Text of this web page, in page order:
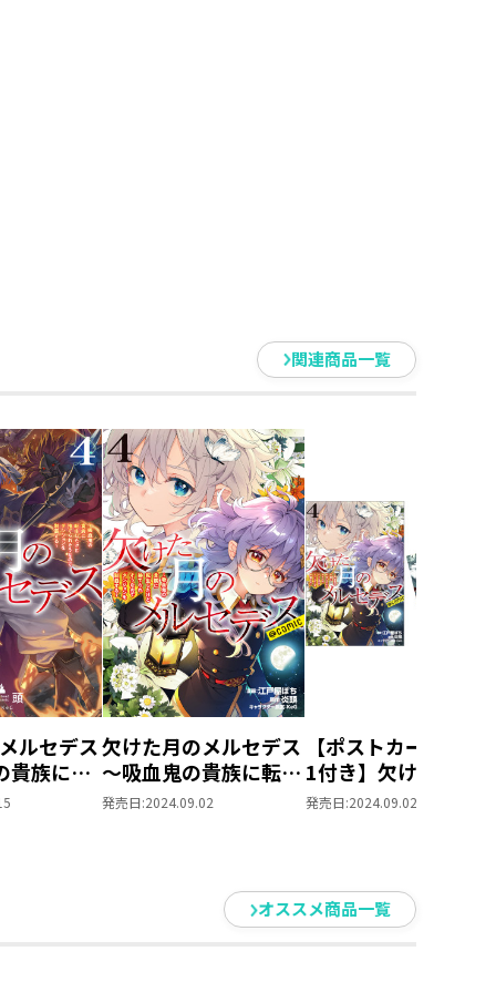
関連商品一覧
ルセデス
貴族に転
てられそ
欠けた月のメルセデス
～吸血鬼の貴族に転生
したけど捨てられそう
発売日:2024.09.02
【ポストカードセッ
1付き】欠けた月のメ
ルセデス～吸血鬼の
COMIC 第4巻（コロ
ナ・コミックス）
発売日:2024.09.02
オススメ商品一覧